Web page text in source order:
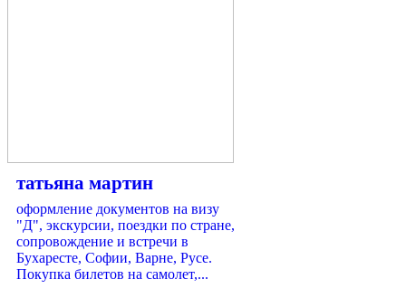
татьяна мартин
оформление документов на визу
"Д", экскурсии, поездки по стране,
сопровождение и встречи в
Бухаресте, Софии, Варне, Русе.
Покупка билетов на самолет,...